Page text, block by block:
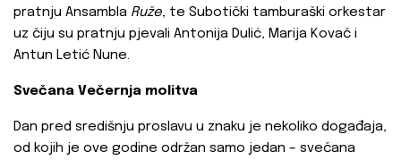
pratnju Ansambla Ruže, te Subotički tamburaški orkestar
uz čiju su pratnju pjevali Antonija Dulić, Marija Kovač i
Antun Letić Nune.
Svečana Večernja molitva
Dan pred središnju proslavu u znaku je nekoliko događaja,
od kojih je ove godine održan samo jedan – svečana